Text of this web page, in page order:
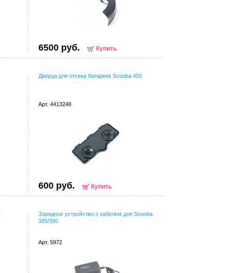
6500 руб. Купить
Дверца для отсека батареек Scooba 450
Арт. 4413248
600 руб. Купить
Зарядное устройство с кабелем для Scooba
385/390
Арт. 5972